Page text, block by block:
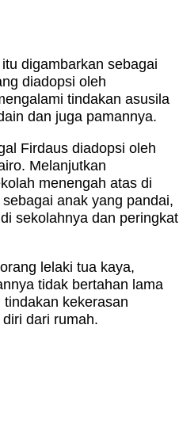
digambarkan sebagai
diadopsi oleh
tindakan asusila
dan juga pamannya.
Firdaus diadopsi oleh
Melanjutkan
menengah atas di
anak yang pandai,
sekolahnya dan peringkat
lelaki tua kaya,
tidak bertahan lama
kekerasan
dari rumah.